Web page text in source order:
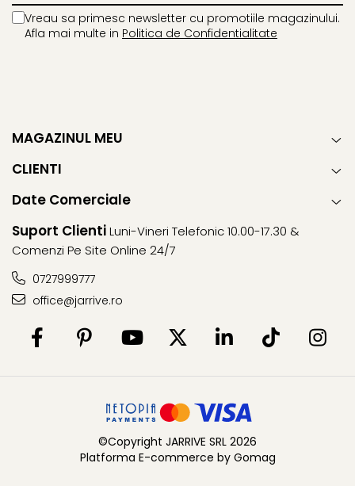
Deli
Forpus
Clairefontaine
ICO
POLICE
Vreau sa primesc newsletter cu promotiile magazinului.
Afla mai multe in Politica de Confidentialitate
MAGAZINUL MEU
CLIENTI
Date Comerciale
Suport ClientiLuni-Vineri Telefonic 10.00-17.30 &
Comenzi Pe Site Online 24/7
0727999777
office@jarrive.ro
©Copyright JARRIVE SRL 2026
Platforma E-commerce by Gomag